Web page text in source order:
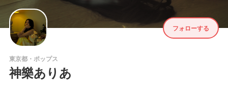
フォローする
東京都・ポップス
神樂ありあ